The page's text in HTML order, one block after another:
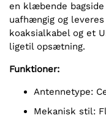
en klæbende
uafhængig og leveres
koaksialkabel og et
ligetil opsætning.
Funktioner:
Antennetype:
Mekanisk stil: